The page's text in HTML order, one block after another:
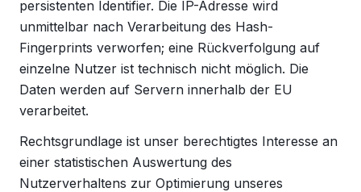
persistenten Identifier. Die IP-Adresse wird
unmittelbar nach Verarbeitung des Hash-
Fingerprints verworfen; eine Rückverfolgung auf
einzelne Nutzer ist technisch nicht möglich. Die
Daten werden auf Servern innerhalb der EU
verarbeitet.
Rechtsgrundlage ist unser berechtigtes Interesse an
einer statistischen Auswertung des
Nutzerverhaltens zur Optimierung unseres